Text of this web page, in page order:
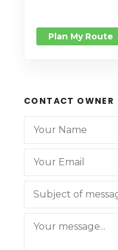
Plan My Route
CONTACT OWNER